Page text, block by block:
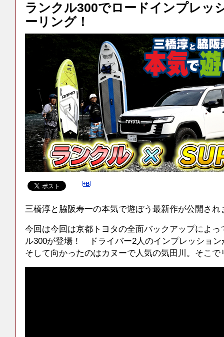
ランクル300でロードインプレッ
ーリング！
三橋淳と脇阪寿一の本気で遊ぼう最新作が公開され
今回は今回は京都トヨタの全面バックアップによ
ル300が登場！ ドライバー2人のインプレッション
そして向かったのはカヌーで人気の気田川。そこで